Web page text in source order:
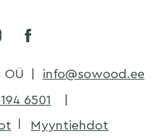
OÜ
info@sowood.ee
6501
Myyntiehdot